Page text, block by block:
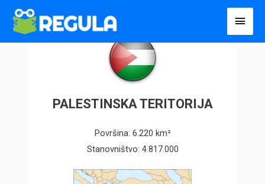
Пређи
PALESTINSKA TERITORIJA
Površina: 6.220 km²
Stanovništvo: 4.817.000